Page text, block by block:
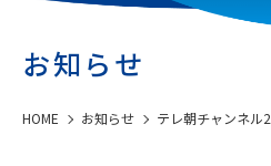
お知らせ
HOME お知らせ テレ朝チャンネル2